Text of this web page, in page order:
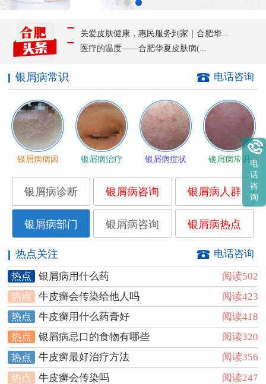
关爱皮肤健康，惠民服务到家｜合肥华...
医疗的温度——合肥华夏皮肤病(...
银屑病常识 电话咨询
银屑病病因 银屑病治疗 银屑病症状 银屑病常识
银屑病诊断 银屑病咨询 银屑病人群
银屑病部门 银屑病咨询 银屑病热点
热点关注
电话咨询
热点
银屑病用什么药
阅读502
热点
牛皮癣会传染给他人吗
阅读423
热点
牛皮癣用什么药膏好
阅读418
热点
银屑病忌口的食物有哪些
阅读320
热点
牛皮癣最好治疗方法
阅读356
热点
牛皮癣会传染吗
阅读247
电
话
咨
询